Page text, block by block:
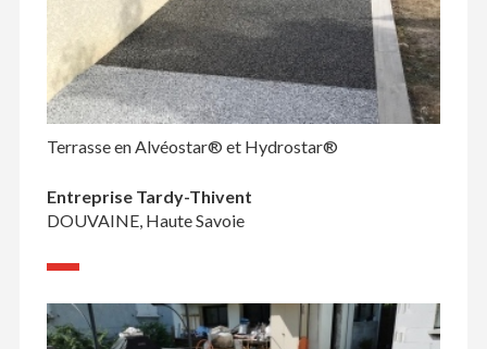
Terrasse en Alvéostar® et Hydrostar®
Entreprise Tardy-Thivent
DOUVAINE, Haute Savoie